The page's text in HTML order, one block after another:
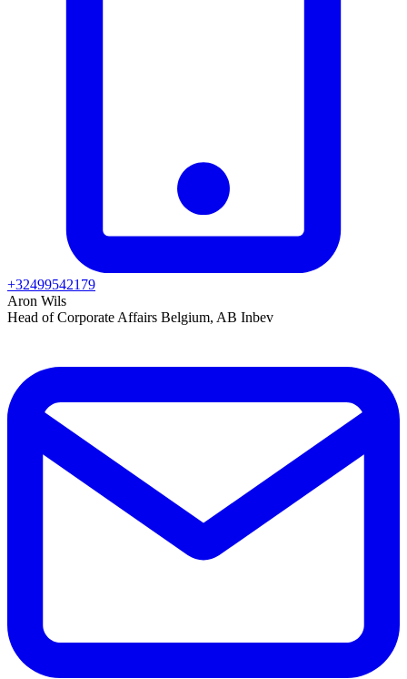
+32499542179
Aron Wils
Head of Corporate Affairs Belgium, AB Inbev